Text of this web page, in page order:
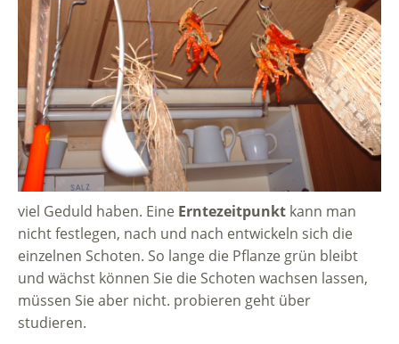
viel Geduld haben. Eine Erntezeitpunkt kann man
nicht festlegen, nach und nach entwickeln sich die
einzelnen Schoten. So lange die Pflanze grün bleibt
und wächst können Sie die Schoten wachsen lassen,
müssen Sie aber nicht. probieren geht über
studieren.